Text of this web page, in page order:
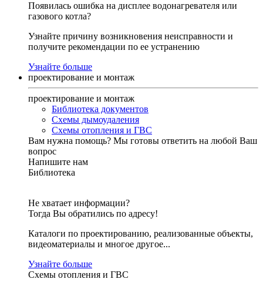
Появилась ошибка на дисплее водонагревателя или
газового котла?
Узнайте причину возникновения неисправности и
получите рекомендации по ее устранению
Узнайте больше
проектирование и монтаж
проектирование и монтаж
Библиотека документов
Схемы дымоудаления
Схемы отопления и ГВС
Вам нужна помощь? Мы готовы ответить на любой Ваш
вопрос
Напишите нам
Библиотека
Не хватает информации?
Тогда Вы обратились по адресу!
Каталоги по проектированию, реализованные объекты,
видеоматериалы и многое другое...
Узнайте больше
Схемы отопления и ГВС